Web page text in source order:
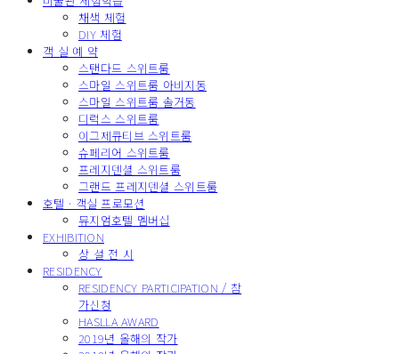
채색 체험
DIY 체험
객 실 예 약
스탠다드 스위트룸
스마일 스위트룸 아비지동
스마일 스위트룸 솔거동
디럭스 스위트룸
이그제큐티브 스위트룸
슈페리어 스위트룸
프레지덴셜 스위트룸
그랜드 프레지덴셜 스위트룸
호텔 · 객실 프로모션
뮤지엄호텔 멤버십
EXHIBITION
상 설 전 시
RESIDENCY
RESIDENCY PARTICIPATION / 참
가신청
HASLLA AWARD
2019년 올해의 작가